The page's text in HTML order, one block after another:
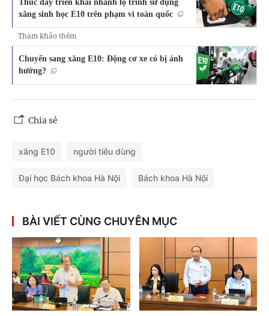
xăng sinh học E10 trên phạm vi toàn quốc
Tham khảo thêm
Chuyển sang xăng E10: Động cơ xe có bị ảnh
hưởng?
Chia sẻ
xăng E10 người tiêu dùng
Đại học Bách khoa Hà Nội Bách khoa Hà Nội
BÀI VIẾT CÙNG CHUYÊN MỤC